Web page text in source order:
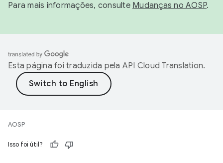
Para mais informações, consulte Mudanças no AOSP.
Esta página foi traduzida pela API Cloud Translation.
AOSP
Isso foi útil?